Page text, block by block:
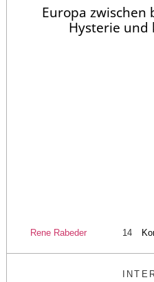
Europa
Hysterie und
Rene Rabeder 14